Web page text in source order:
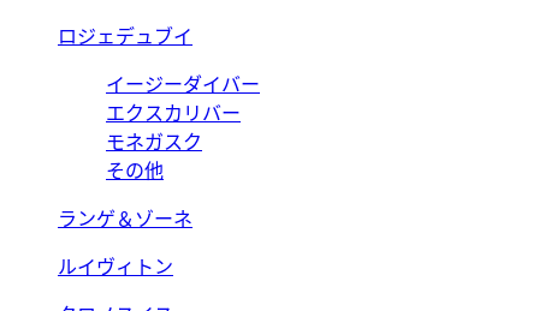
ロジェデュブイ
イージーダイバー
エクスカリバー
モネガスク
その他
ランゲ＆ゾーネ
ルイヴィトン